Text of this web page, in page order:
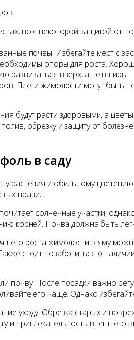
но с некоторой защитой от
почвы. Избегайте мест с
опоры для роста.
развиваться вверх, а не вширь.
Плети жимолости могут быть
будут расти здоровыми, а
обрезку и защиту от
в саду
растения и обильному
правил.
солнечные участки,
корней. Почва должна быть
роста жимолости в яму
стоит позаботиться о
После посадки важно
его чаще. Однако
уходу. Обрезка старых и
и привлекательность внешнего